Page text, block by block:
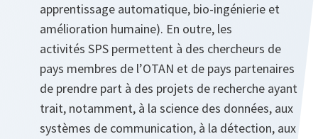
apprentissage automatique, bio-ingénierie et
amélioration humaine). En outre, les
activités SPS permettent à des chercheurs de
pays membres de l’OTAN et de pays partenaires
de prendre part à des projets de recherche ayant
trait, notamment, à la science des données, aux
systèmes de communication, à la détection, aux